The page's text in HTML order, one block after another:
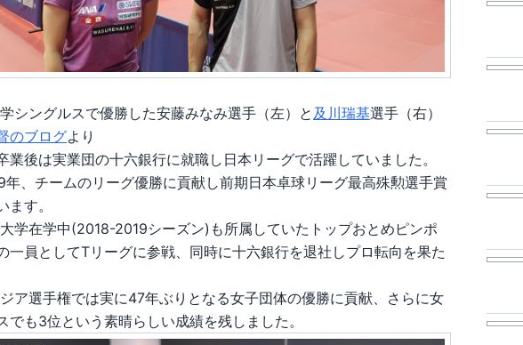
シングルスで優勝した安藤みなみ選手（左）と 及川瑞基選手（右）
のブログより
業後は実業団の十六銀行に就職し日本リーグで活躍していました。
年、チームのリーグ優勝に貢献し前期日本卓球リーグ最高殊勲選手賞
ます。
学在学中(2018-2019シーズン)も所属していたトップおとめピンポ
一員としてTリーグに参戦、同時に十六銀行を退社しプロ転向を果た
ア選手権では実に47年ぶりとなる女子団体の優勝に貢献、さらに女
でも3位という素晴らしい成績を残しました。